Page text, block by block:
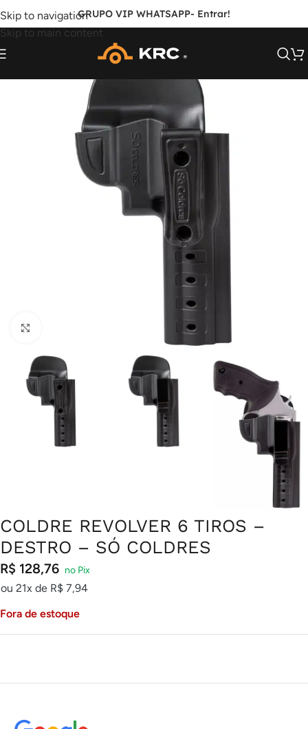
Skip to navigation
Skip to main content
GRUPO VIP WHATSAPP- Entrar!
COLDRE REVOLVER 6 TIROS –
DESTRO – SÓ COLDRES
R$ 128,76
ou 21x de R$ 7,94
Fora de estoque